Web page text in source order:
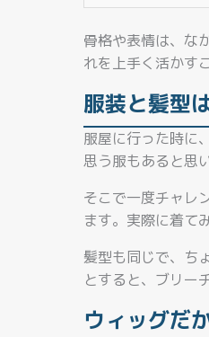
骨格や表情は、な
れを上手く活かす
服装と髪型
服屋に行った時に
思う服もあると思
そこで一度チャレ
ます。実際に着て
髪型も同じで、ち
とすると、ブリー
ウィッグだ